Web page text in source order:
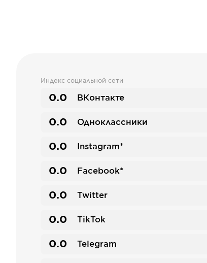
Индекс социальной сети
0.0 ВКонтакте
0.0 Одноклассники
0.0 Instagram*
0.0 Facebook*
0.0 Twitter
0.0 TikTok
0.0 Telegram